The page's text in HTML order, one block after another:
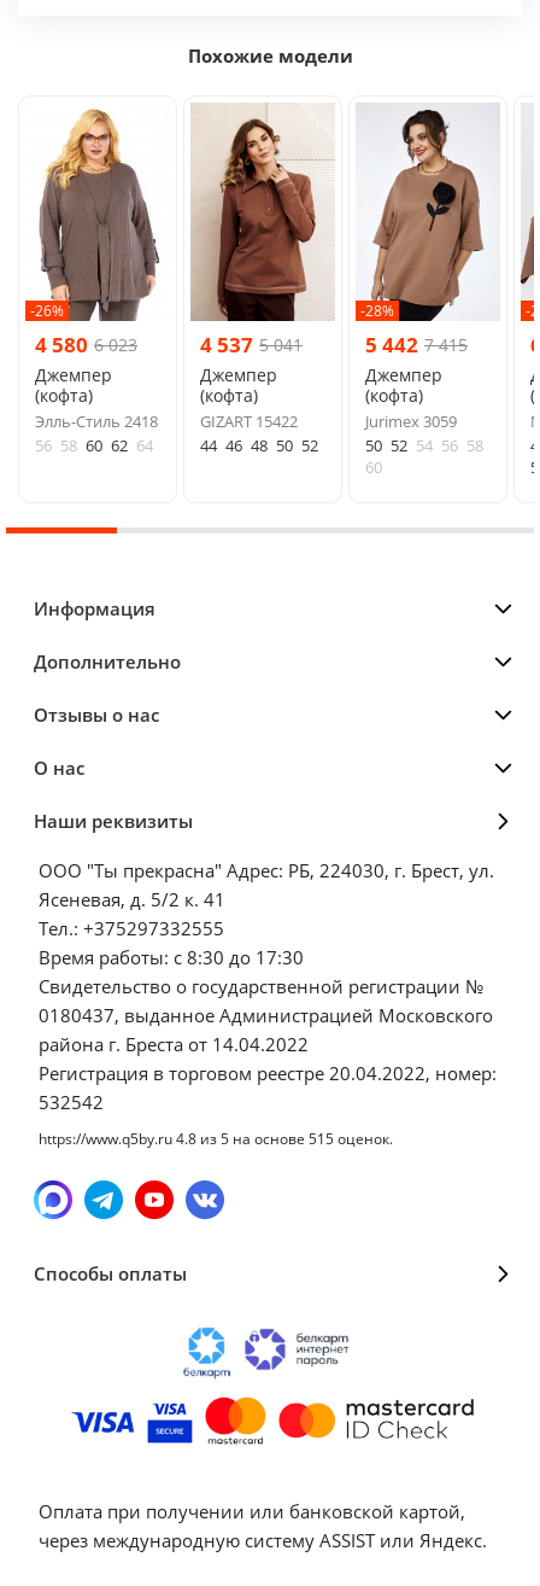
Похожие модели
-26%
4 580 6 023
Джемпер
(кофта)
Элль-Стиль 2418
56 58 60 62 64
4 537 5 041
Джемпер
(кофта)
GIZART 15422
44 46 48 50 52
-28%
5 442 7 415
Джемпер
(кофта)
Jurimex 3059
50 52 54 56 58
60
-
Информация
Дополнительно
Отзывы о нас
О нас
Наши реквизиты
ООО "Ты прекрасна" Адрес: РБ, 224030, г. Брест, ул.
Ясеневая, д. 5/2 к. 41
Тел.: +375297332555
Время работы: с 8:30 до 17:30
Свидетельство о государственной регистрации №
0180437, выданное Администрацией Московского
района г. Бреста от 14.04.2022
Регистрация в торговом реестре 20.04.2022, номер:
532542
https://www.q5by.ru4.8 из5 на основе 515оценок.
Способы оплаты
Оплата при получении или банковской картой,
через международную систему ASSIST или Яндекс.